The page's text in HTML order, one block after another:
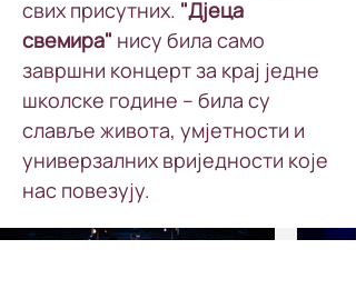
свих присутних. "Дјеца
свемира" нису била само
завршни концерт за крај једне
школске године – била су
славље живота, умјетности и
универзалних вриједности које
нас повезују.